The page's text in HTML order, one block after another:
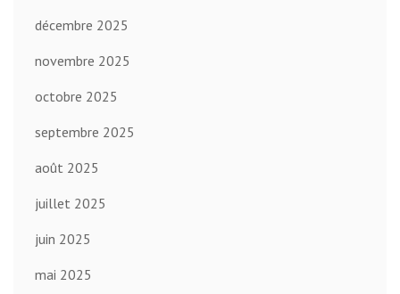
décembre 2025
novembre 2025
octobre 2025
septembre 2025
août 2025
juillet 2025
juin 2025
mai 2025